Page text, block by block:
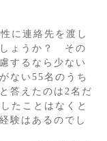
に連絡先を渡し
しょうか？ その
するなら少ない
ない55名のうち
答えたのは2名だ
たことはなくと
験はあるのでし